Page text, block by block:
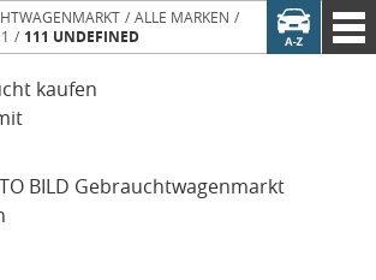
ALLE MARKEN
111 UNDEFINED
kaufen
BILD Gebrauchtwagenmarkt